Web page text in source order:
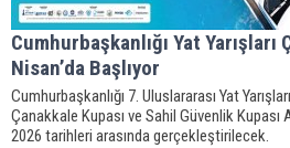
Cumhurbaşkanlığı Yat Yarışları
Nisan’da Başlıyor
Cumhurbaşkanlığı 7. Uluslararası Yat
Çanakkale Kupası ve Sahil Güvenlik Kupası
2026 tarihleri arasında gerçekleştirilecek.